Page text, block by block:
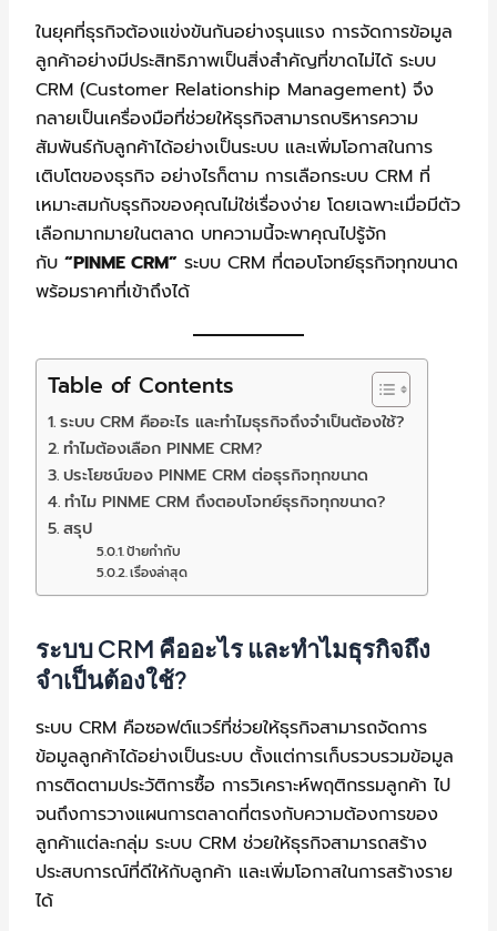
ในยุคที่ธุรกิจต้องแข่งขันกันอย่างรุนแรง การจัดการข้อมูล
ลูกค้าอย่างมีประสิทธิภาพเป็นสิ่งสำคัญที่ขาดไม่ได้ ระบบ
CRM (Customer Relationship Management) จึง
กลายเป็นเครื่องมือที่ช่วยให้ธุรกิจสามารถบริหารความ
สัมพันธ์กับลูกค้าได้อย่างเป็นระบบ และเพิ่มโอกาสในการ
เติบโตของธุรกิจ อย่างไรก็ตาม การเลือกระบบ CRM ที่
เหมาะสมกับธุรกิจของคุณไม่ใช่เรื่องง่าย โดยเฉพาะเมื่อมีตัว
เลือกมากมายในตลาด บทความนี้จะพาคุณไปรู้จัก
กับ“PINME CRM” ระบบ CRM ที่ตอบโจทย์ธุรกิจทุกขนาด
พร้อมราคาที่เข้าถึงได้
Table of Contents
ระบบ CRM คืออะไร และทำไมธุรกิจถึงจำเป็นต้องใช้?
ทำไมต้องเลือก PINME CRM?
ประโยชน์ของ PINME CRM ต่อธุรกิจทุกขนาด
ทำไม PINME CRM ถึงตอบโจทย์ธุรกิจทุกขนาด?
สรุป
ป้ายกำกับ
เรื่องล่าสุด
ระบบ CRM คืออะไร และทำไมธุรกิจถึง
จำเป็นต้องใช้?
ระบบ CRM คือซอฟต์แวร์ที่ช่วยให้ธุรกิจสามารถจัดการ
ข้อมูลลูกค้าได้อย่างเป็นระบบ ตั้งแต่การเก็บรวบรวมข้อมูล
การติดตามประวัติการซื้อ การวิเคราะห์พฤติกรรมลูกค้า ไป
จนถึงการวางแผนการตลาดที่ตรงกับความต้องการของ
ลูกค้าแต่ละกลุ่ม ระบบ CRM ช่วยให้ธุรกิจสามารถสร้าง
ประสบการณ์ที่ดีให้กับลูกค้า และเพิ่มโอกาสในการสร้างราย
ได้